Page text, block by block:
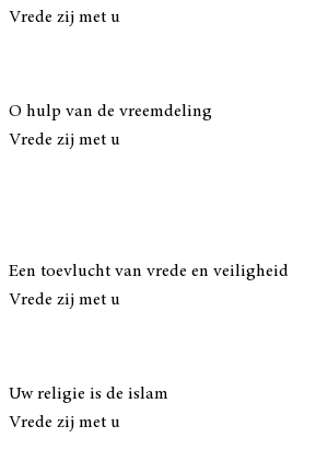
Vrede zij met u
O hulp van de vreemdeling
Vrede zij met u
Een toevlucht van vrede en veiligheid
Vrede zij met u
Uw religie is de islam
Vrede zij met u